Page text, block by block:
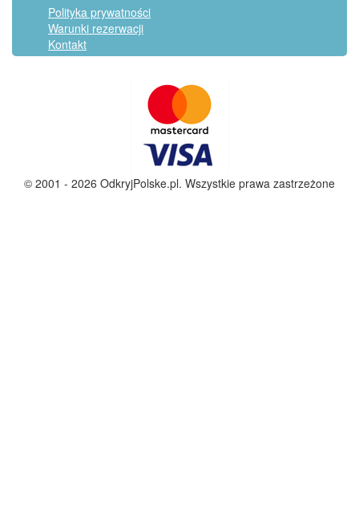
Polityka prywatności
Warunki rezerwacji
Kontakt
© 2001 - 2026 OdkryjPolske.pl. Wszystkie prawa zastrzeżone